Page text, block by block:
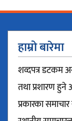
हाम्रो बारेमा
शव्दपत्र डटकम
तथा प्रशारण
प्रकारका